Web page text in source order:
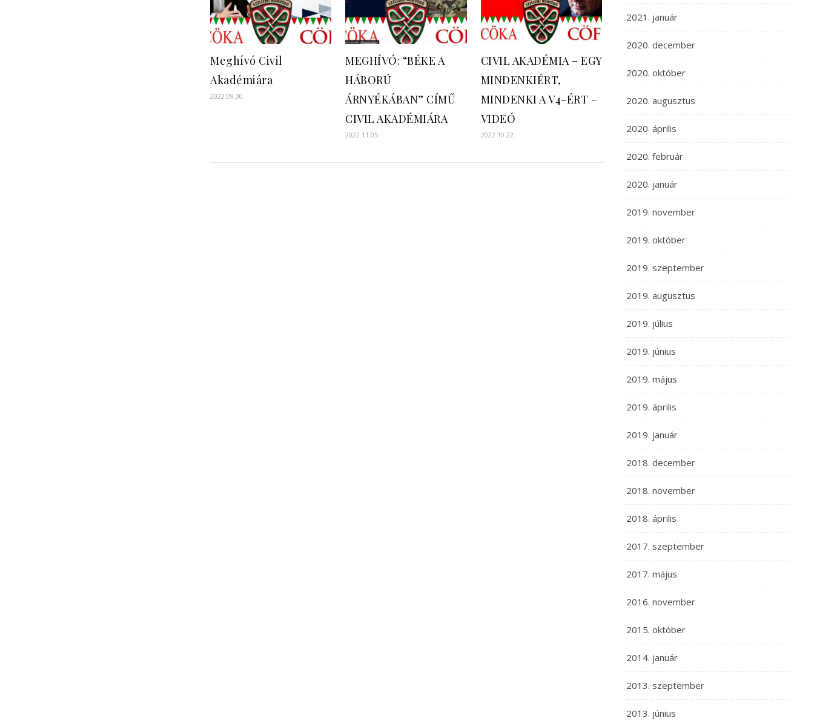
Meghívó Civil
Akadémiára
2022.09.30.
MEGHÍVÓ: “BÉKE A
HÁBORÚ
ÁRNYÉKÁBAN” CÍMŰ
CIVIL AKADÉMIÁRA
2022.11.05.
CIVIL AKADÉMIA – EGY
MINDENKIÉRT,
MINDENKI A V4-ÉRT –
VIDEÓ
2022.10.22.
2021. január
2020. december
2020. október
2020. augusztus
2020. április
2020. február
2020. január
2019. november
2019. október
2019. szeptember
2019. augusztus
2019. július
2019. június
2019. május
2019. április
2019. január
2018. december
2018. november
2018. április
2017. szeptember
2017. május
2016. november
2015. október
2014. január
2013. szeptember
2013. június